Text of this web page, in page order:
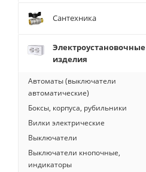
Сантехника
Электроустановочные
изделия
Автоматы (выключатели
автоматические)
Боксы, корпуса, рубильники
Вилки электрические
Выключатели
Выключатели кнопочные,
индикаторы